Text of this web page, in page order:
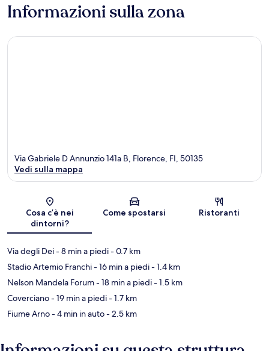
Informazioni sulla zona
Mappa
Via Gabriele D Annunzio 141a B, Florence, FI, 50135
Vedi sulla mappa
Cosa c’è nei
dintorni?
Come spostarsi Ristoranti
Via degli Dei- 8 min a piedi- 0.7 km
Stadio Artemio Franchi- 16 min a piedi- 1.4 km
Nelson Mandela Forum- 18 min a piedi- 1.5 km
Coverciano- 19 min a piedi- 1.7 km
Fiume Arno- 4 min in auto- 2.5 km